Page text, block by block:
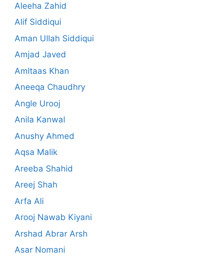
Aleeha Zahid
Alif Siddiqui
Aman Ullah Siddiqui
Amjad Javed
Amltaas Khan
Aneeqa Chaudhry
Angle Urooj
Anila Kanwal
Anushy Ahmed
Aqsa Malik
Areeba Shahid
Areej Shah
Arfa Ali
Arooj Nawab Kiyani
Arshad Abrar Arsh
Asar Nomani